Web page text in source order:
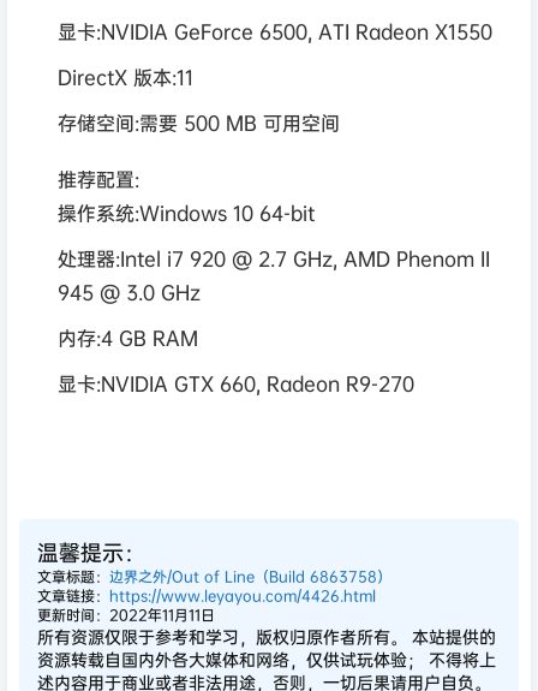
显卡:NVIDIA GeForce 6500, ATI Radeon X1550
DirectX 版本:11
存储空间:需要 500 MB 可用空间
推荐配置:
操作系统:Windows 10 64-bit
处理器:Intel i7 920 @ 2.7 GHz, AMD Phenom II
945 @ 3.0 GHz
内存:4 GB RAM
显卡:NVIDIA GTX 660, Radeon R9-270
温馨提示：
文章标题： 边界之外/Out of Line（Build 6863758）
文章链接： https://www.leyayou.com/4426.html
更新时间：2022年11月11日
所有资源仅限于参考和学习，版权归原作者所有。 本站提供的
资源转载自国内外各大媒体和网络，仅供试玩体验； 不得将上
述内容用于商业或者非法用途，否则，一切后果请用户自负。